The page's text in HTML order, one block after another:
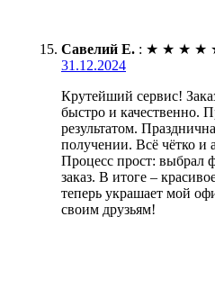
Савелий Е. : ★ ★ ★ ★
31.12.2024
Крутейший сервис!
быстро и качественно.
результатом.
получении. Всё чётко и
Процесс прост: выбрал
заказ. В итоге –
теперь украшает мой
своим друзьям!